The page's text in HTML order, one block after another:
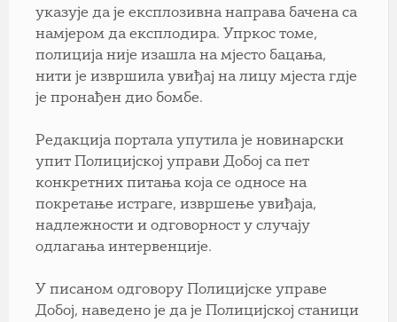
указује да је експлозивна направа бачена са
намјером да експлодира. Упркос томе,
полиција није изашла на мјесто бацања,
нити је извршила увиђај на лицу мјеста гдје
је пронађен дио бомбе.
Редакција портала упутила је новинарски
упит Полицијској управи Добој са пет
конкретних питања која се односе на
покретање истраге, извршење увиђаја,
надлежности и одговорност у случају
одлагања интервенције.
У писаном одговору Полицијске управе
Добој, наведено је да је Полицијској станици